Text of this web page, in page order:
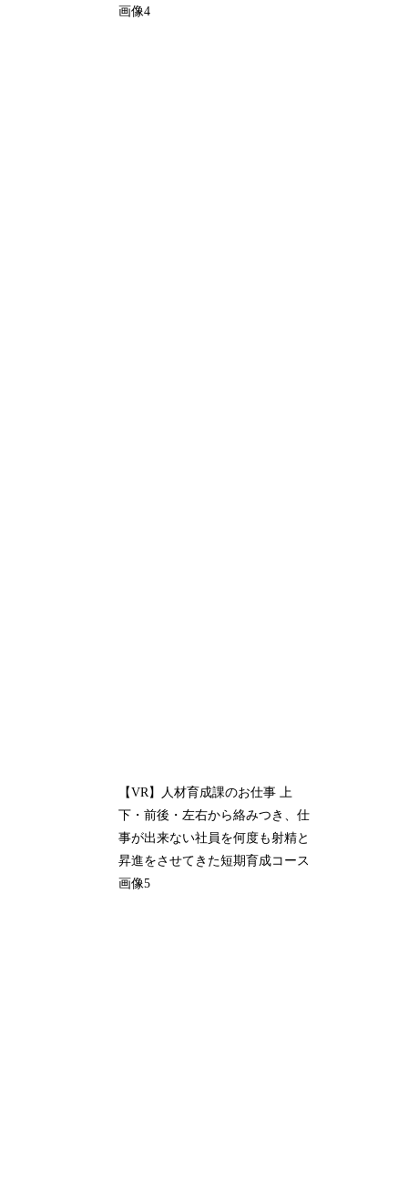
画像4
【VR】人材育成課のお仕事 上
下・前後・左右から絡みつき、仕
事が出来ない社員を何度も射精と
昇進をさせてきた短期育成コース
画像5